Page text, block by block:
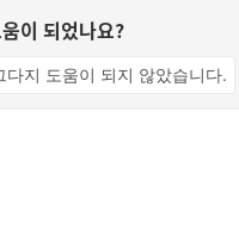
이 되었나요?
다지 도움이 되지 않았습니다.